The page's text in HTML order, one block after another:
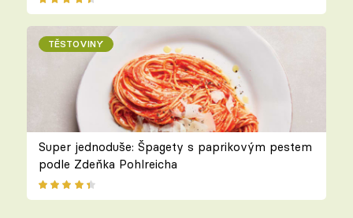
TĚSTOVINY
Super jednoduše: Špagety s paprikovým pestem
podle Zdeňka Pohlreicha